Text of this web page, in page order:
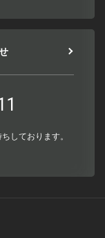
しております。